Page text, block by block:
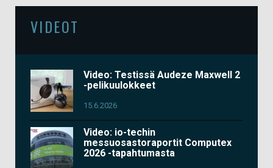
VIDEOT
Video: Testissä Audeze Maxwell 2
-pelikuulokkeet
15.6.2026
Video: io-techin
messuosastoraportit Computex
2026 -tapahtumasta